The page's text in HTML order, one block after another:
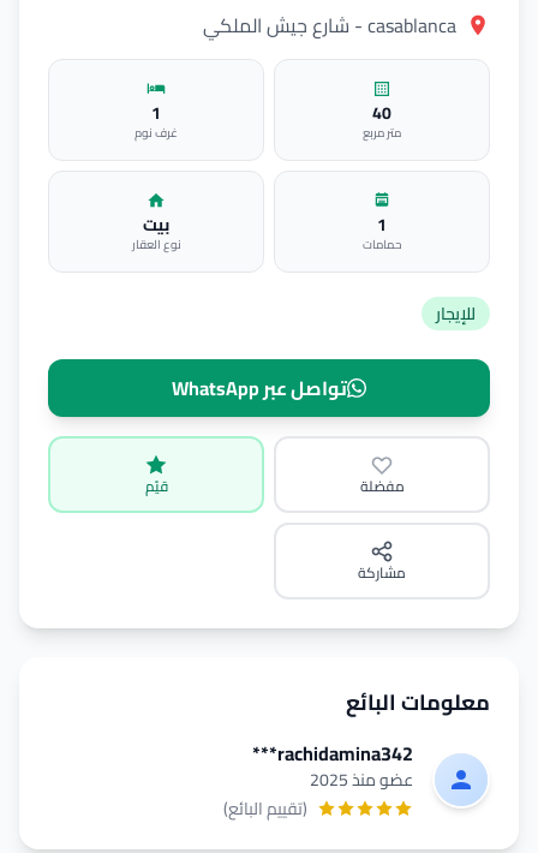
casablanca
- شارع جيش الملكي
40
متر مربع
1
غرف نوم
1
حمامات
بيت
نوع العقار
للإيجار
تواصل عبر WhatsApp
مفضلة قيّم
مشاركة
معلومات البائع
rachidamina342***
عضو منذ 2025
(تقييم البائع)